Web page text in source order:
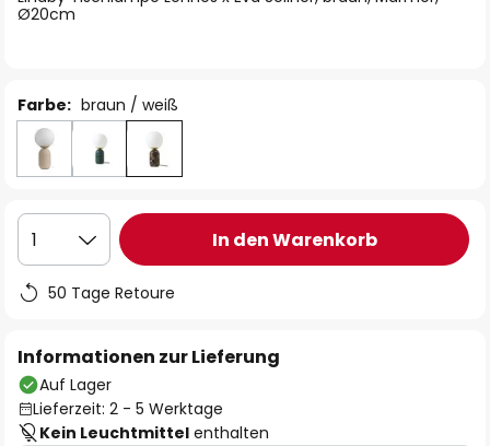
Ø20cm
Farbe: braun / weiß
1 In den Warenkorb
50 Tage Retoure
Informationen zur Lieferung
Auf Lager
Lieferzeit: 2 - 5 Werktage
Kein Leuchtmittel enthalten